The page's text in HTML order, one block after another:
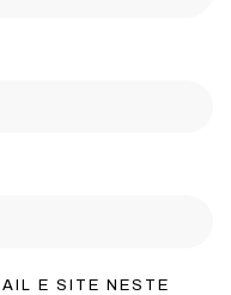
E SITE NESTE